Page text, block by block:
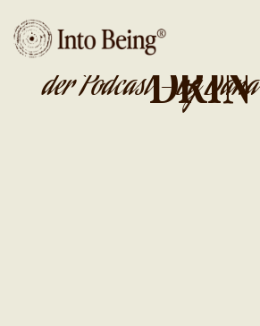
DA IST
DRIN
der Podcast - by